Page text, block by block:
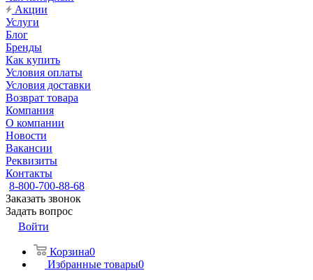
Акции
Услуги
Блог
Бренды
Как купить
Условия оплаты
Условия доставки
Возврат товара
Компания
О компании
Новости
Вакансии
Реквизиты
Контакты
8-800-700-88-68
Заказать звонок
Задать вопрос
Войти
Корзина0
Избранные товары0